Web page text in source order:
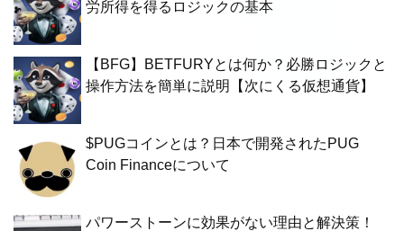
労所得を得るロジックの基本
【BFG】BETFURYとは何か？必勝ロジックと
操作方法を簡単に説明【次にくる仮想通貨】
$PUGコインとは？日本で開発されたPUG
Coin Financeについて
パワーストーンに効果がない理由と解決策！